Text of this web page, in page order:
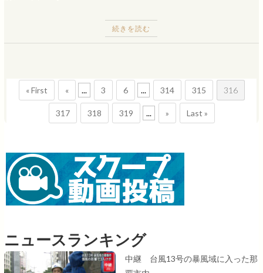
続きを読む
« First « ... 3 6 ... 314 315 316
317 318 319 ... » Last »
ニュースランキング
中継 台風13号の暴風域に入った那